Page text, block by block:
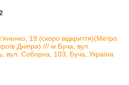
19 (скоро відкриття)(Метро
Дніпра) /// м.Буча, вул.
вул..Соборна, 103, Буча, Україна